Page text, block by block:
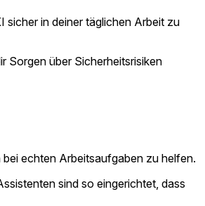
sicher in deiner täglichen Arbeit zu
Sorgen über Sicherheitsrisiken
echten Arbeitsaufgaben zu helfen.
sind so eingerichtet, dass